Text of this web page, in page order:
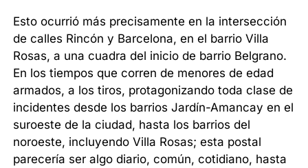
Esto ocurrió más precisamente en la intersección
de calles Rincón y Barcelona, en el barrio Villa
Rosas, a una cuadra del inicio de barrio Belgrano.
En los tiempos que corren de menores de edad
armados, a los tiros, protagonizando toda clase de
incidentes desde los barrios Jardín-Amancay en el
suroeste de la ciudad, hasta los barrios del
noroeste, incluyendo Villa Rosas; esta postal
parecería ser algo diario, común, cotidiano, hasta